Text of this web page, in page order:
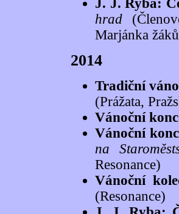
J. J. Ryba:
hrad
Marjánka
2014
Tradiční
(Prážata,
Vánoční
Vánoční
na
Resonance)
Vánoční
(Resonance)